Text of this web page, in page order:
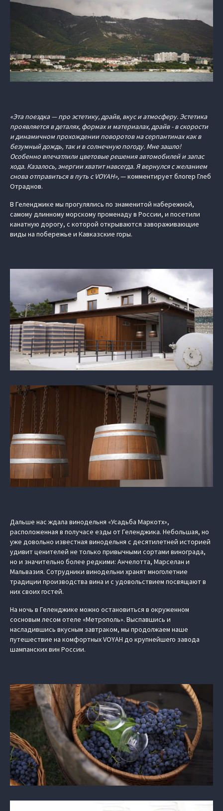
«Эта поездка — про эстетику, драйв, вкус и атмосферу. Эстетика
проявляется в деталях, формах и материалах, драйв - в скорости
и динамичном прохождении поворотов на серпантинах как в
безумный дождь, так и в солнечную погоду. Мне зашло!
Особенно впечатлили цветовые решения автомобилей и запас
хода. Казалось, энергии хватит навсегда. Я вернулся с желанием
снова отправиться в путь с VOYAH»,— комментирует блогер Глеб
Отраднов.
В Геленджике мы прогулялись по знаменитой набережной,
самому длинному морскому променаду в России, и посетили
канатную дорогу, с которой открываются завораживающие
виды на побережье и Кавказские горы.
Дальше нас ждала винодельня «Усадьба Маркотх»,
расположенная в получасе езды от Геленджика. Небольшая, но
уже довольно известная винодельня с десятилетней историей
удивит ценителей не только привычными сортами винограда,
но и значительно более редкими: Анчелотта, Марселан и
Мальвазия. Сотрудники винодельни хранят многолетние
традиции производства вина и с удовольствием посвящают в
них своих гостей.
На ночь в Геленджике можно остановиться в окруженном
сосновым лесом отеле «Метрополь». Выспавшись и
насладившись вкусным завтраком, мы продолжаем наше
путешествие на комфортных VOYAH до крупнейшего завода
шампанских вин России.